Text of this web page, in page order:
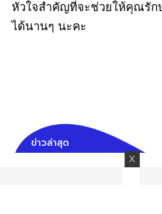
หัวใจสำคัญที่จะช่วยให้คุณรัก
ได้นานๆ นะคะ
ข่าวล่าสุด